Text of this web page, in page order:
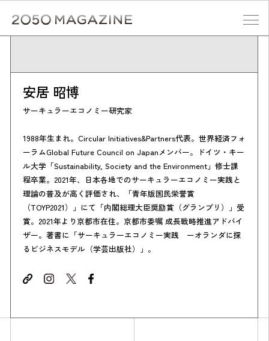
content
安居 昭博
サーキュラーエコノミー研究家
1988年生まれ。Circular Initiatives&Partners代表。世界経済フォ
ーラムGlobal Future Council on Japanメンバー。ドイツ・キー
ル大学「Sustainability, Society and the Environment」修士課
程卒業。2021年、日本各地でのサーキュラーエコノミー実践と
理論の普及が高く評価され、「青年版国民栄誉賞
（TOYP2021）」にて「内閣総理大臣奨励賞（グランプリ）」受
賞。2021年より京都市在住。京都市委嘱 成長戦略推進アドバイ
ザー。著書に「サーキュラーエコノミー実践 ーオランダに探
るビジネスモデル（学芸出版社）」。